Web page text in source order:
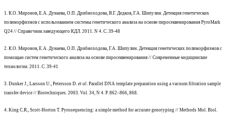
1. К.О. Миронов, Е.А. Дунаева, О.П. Дрибноходова, В.Г. Дедков, Г.А. Шипулин. Детекция генетических
полиморфизмов с использованием системы генетического анализа на основе пиросеквенирования PyroMark
Q24 // Справочник заведующего КДЛ. 2011. N 4. С. 39-48
2. К.О. Миронов, Е.А. Дунаева, О.П. Дрибноходова, Г.А. Шипулин. Детекция генетических полиморфизмов с
помощью систем генетического анализа на основе пиросеквенирования // Современные медицинские
технологии. 2011. С. 39-41
3. Dunker J., Larsson U., Petersson D. et al. Parallel DNA template preparation using a vacuum filtration sample
transfer device // Biotechniques. 2003. Vol. 34, N 4. P. 862–866, 868.
4. King C.R., Scott-Horton T. Pyrosequencing: a simple method for accurate genotyping // Methods Mol. Biol.